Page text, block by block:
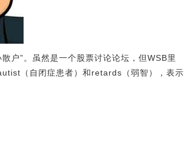
户”。虽然是一个股票讨论论坛，但WSB里
（自闭症患者）和retards（弱智），表示